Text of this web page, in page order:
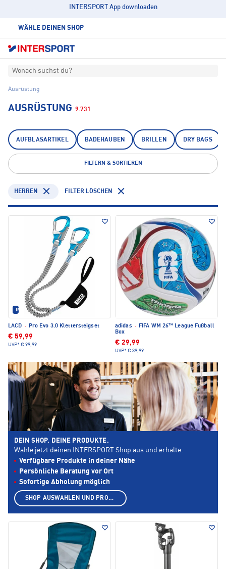
INTERSPORT App downloaden
WÄHLE DEINEN SHOP
Wonach suchst du?
Ausrüstung
AUSRÜSTUNG 9.731
AUFBLASARTIKEL BADEHAUBEN BRILLEN DRY BAGS
FILTERN & SORTIEREN
HERREN FILTER LÖSCHEN
IM SET ERHÄLTLICH
LACD · Pro Evo 3.0 Klettersteigset
€ 59,99
UVP* € 99,99
adidas ·
FIFA WM 26™ League Fußball
Box
€ 29,99
UVP* € 39,99
DEIN SHOP. DEINE PRODUKTE.
Wähle jetzt deinen INTERSPORT Shop aus und erhalte:
Verfügbare Produkte in deiner Nähe
Persönliche Beratung vor Ort
Sofortige Abholung möglich
SHOP AUSWÄHLEN UND PRODUKTE ANZEIGEN